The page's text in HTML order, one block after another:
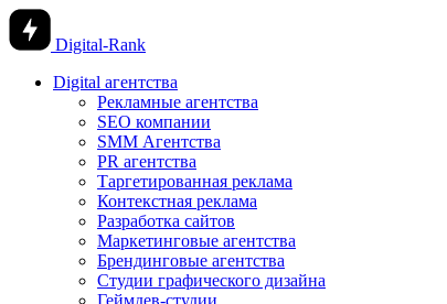
Digital-Rank
Digital агентства
Рекламные агентства
SEO компании
SMM Агентства
PR агентства
Таргетированная реклама
Контекстная реклама
Разработка сайтов
Маркетинговые агентства
Брендинговые агентства
Студии графического дизайна
Геймдев-студии